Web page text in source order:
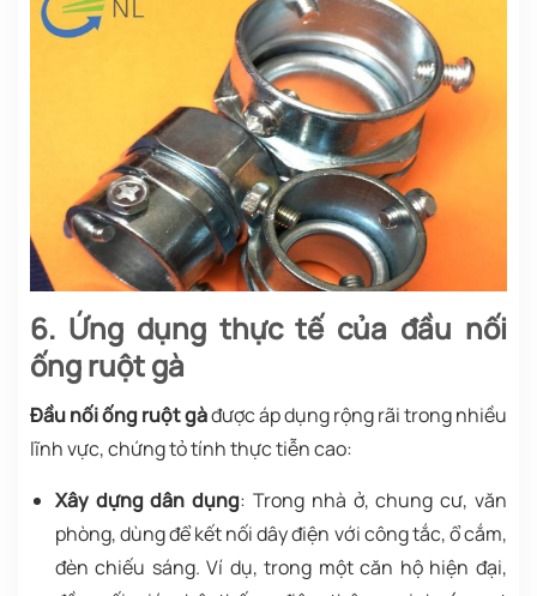
6. Ứng dụng thực tế của đầu nối
ống ruột gà
Đầu nối ống ruột gàđược áp dụng rộng rãi trong nhiều
lĩnh vực, chứng tỏ tính thực tiễn cao:
Xây dựng dân dụng: Trong nhà ở, chung cư, văn
phòng, dùng để kết nối dây điện với công tắc, ổ cắm,
đèn chiếu sáng. Ví dụ, trong một căn hộ hiện đại,